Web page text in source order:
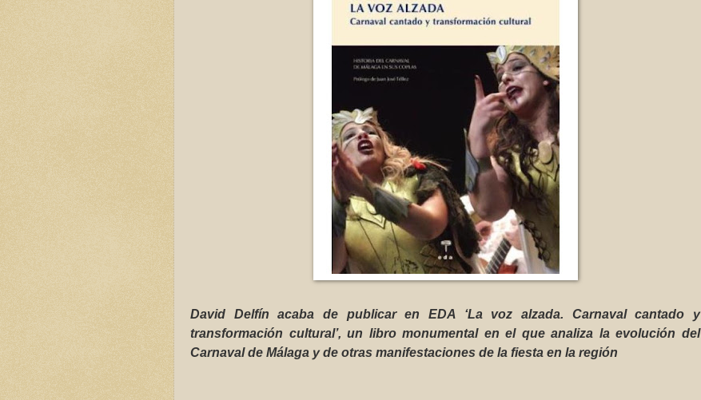
David Delfín acaba de publicar en EDA ‘La voz alzada. Carnaval cantado y
transformación cultural’, un libro monumental en el que analiza la evolución del
Carnaval de Málaga y de otras manifestaciones de la fiesta en la región